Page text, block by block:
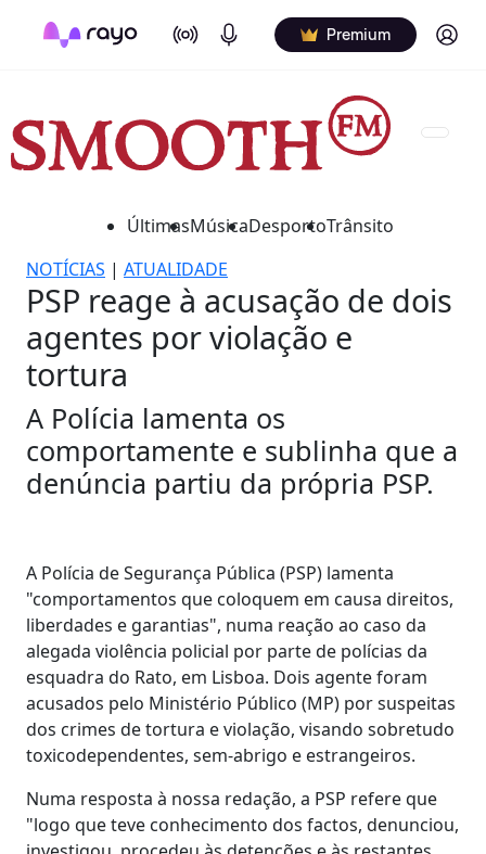
On Air Podcasts Premium Log in
ÚltimasMúsicaDesportoTrânsito
NOTÍCIAS | ATUALIDADE
PSP reage à acusação de dois
agentes por violação e
tortura
A Polícia lamenta os
comportamente e sublinha que a
denúncia partiu da própria PSP.
A Polícia de Segurança Pública (PSP) lamenta
"comportamentos que coloquem em causa direitos,
liberdades e garantias", numa reação ao caso da
alegada violência policial por parte de polícias da
esquadra do Rato, em Lisboa. Dois agente foram
acusados pelo Ministério Público (MP) por suspeitas
dos crimes de tortura e violação, visando sobretudo
toxicodependentes, sem-abrigo e estrangeiros.
Numa resposta à nossa redação, a PSP refere que
"logo que teve conhecimento dos factos, denunciou,